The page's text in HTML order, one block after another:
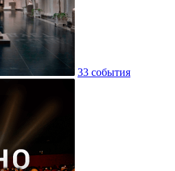
33 события